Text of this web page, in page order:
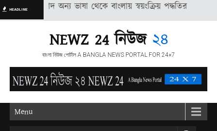
HEADLINE
সংবাদ অন্য ভাষা থেকে বাংলায় স্বয়ংক্রিয় পদ্ধতির মাধ্যমে
NEWZ 24 নিউজ ২৪
বাংলা নিউজ পোর্টাল A BANGLA NEWS PORTAL FOR 24×7
Menu